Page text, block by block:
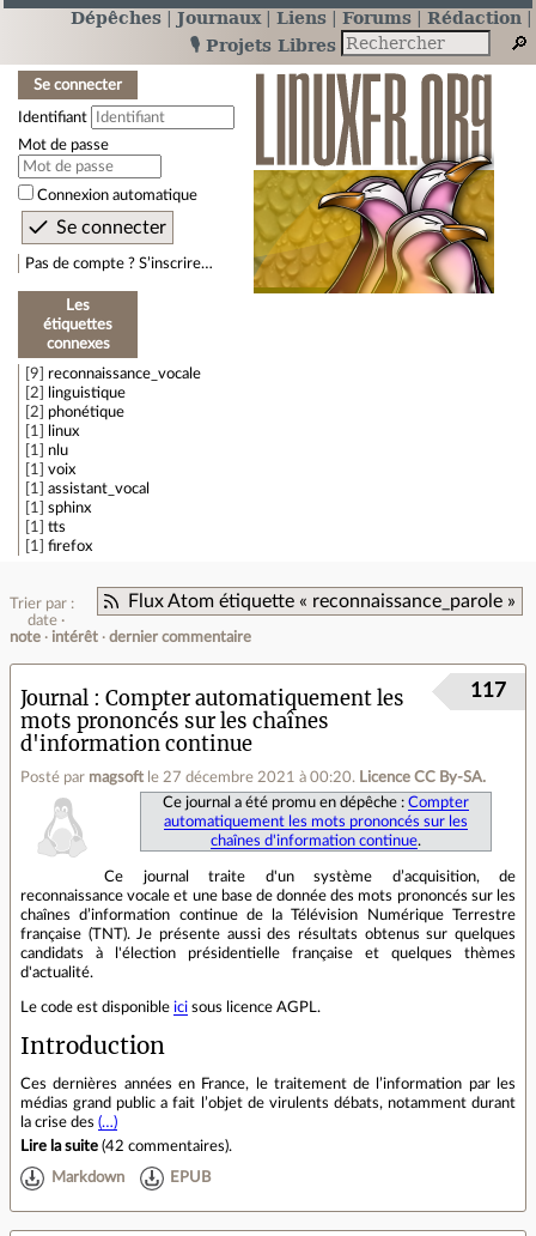
Dépêches Journaux Liens Forums
Rédaction
🎙️ Projets Libres
Se connecter
Identifiant
Mot de passe
Connexion automatique
Pas de compte ? S’inscrire…
Les
étiquettes
connexes
9
reconnaissance_vocale
2
linguistique
2
phonétique
1
linux
1
nlu
1
voix
1
assistant_vocal
1
sphinx
1
tts
1
firefox
Flux Atom étiquette « reconnaissance_parole »
Trier par :
date
note
intérêt dernier commentaire
Journal
Compter automatiquement les
mots prononcés sur les chaînes
d'information continue
Posté par magsoft le 27 décembre 2021 à 00:20. Licence CC By‑SA.
117
Ce journal a été promu en dépêche : Compter
automatiquement les mots prononcés sur les
chaînes d'information continue.
Ce journal traite d'un système d’acquisition, de
reconnaissance vocale et une base de donnée des mots prononcés sur les
chaînes d’information continue de la Télévision Numérique Terrestre
française (TNT). Je présente aussi des résultats obtenus sur quelques
candidats à l'élection présidentielle française et quelques thèmes
d'actualité.
Le code est disponible ici sous licence AGPL.
Introduction
Ces dernières années en France, le traitement de l’information par les
médias grand public a fait l’objet de virulents débats, notamment durant
la crise des (…)
Lire la suite (42 commentaires).
Markdown EPUB